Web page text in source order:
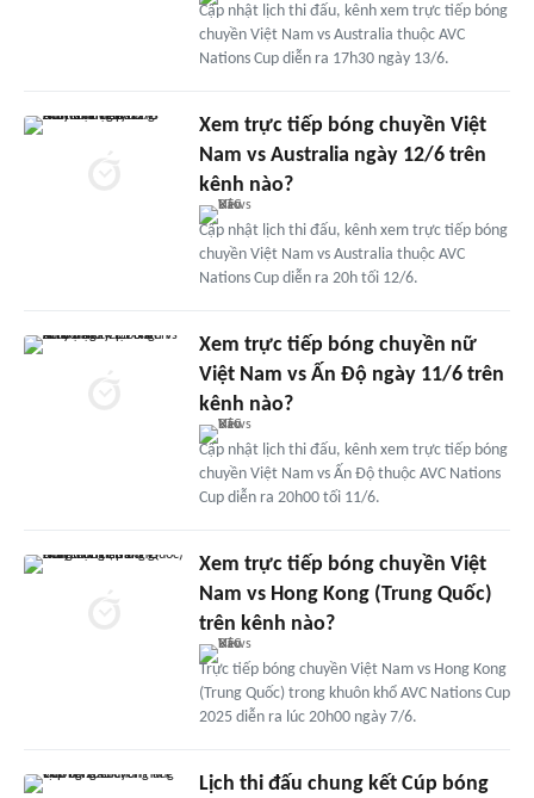
Cập nhật lịch thi đấu, kênh xem trực tiếp bóng
chuyền Việt Nam vs Australia thuộc AVC
Nations Cup diễn ra 17h30 ngày 13/6.
Xem trực tiếp bóng chuyền Việt
Nam vs Australia ngày 12/6 trên
kênh nào?
Cập nhật lịch thi đấu, kênh xem trực tiếp bóng
chuyền Việt Nam vs Australia thuộc AVC
Nations Cup diễn ra 20h tối 12/6.
Xem trực tiếp bóng chuyền nữ
Việt Nam vs Ấn Độ ngày 11/6 trên
kênh nào?
Cập nhật lịch thi đấu, kênh xem trực tiếp bóng
chuyền Việt Nam vs Ấn Độ thuộc AVC Nations
Cup diễn ra 20h00 tối 11/6.
Xem trực tiếp bóng chuyền Việt
Nam vs Hong Kong (Trung Quốc)
trên kênh nào?
Trực tiếp bóng chuyền Việt Nam vs Hong Kong
(Trung Quốc) trong khuôn khổ AVC Nations Cup
2025 diễn ra lúc 20h00 ngày 7/6.
Lịch thi đấu chung kết Cúp bóng